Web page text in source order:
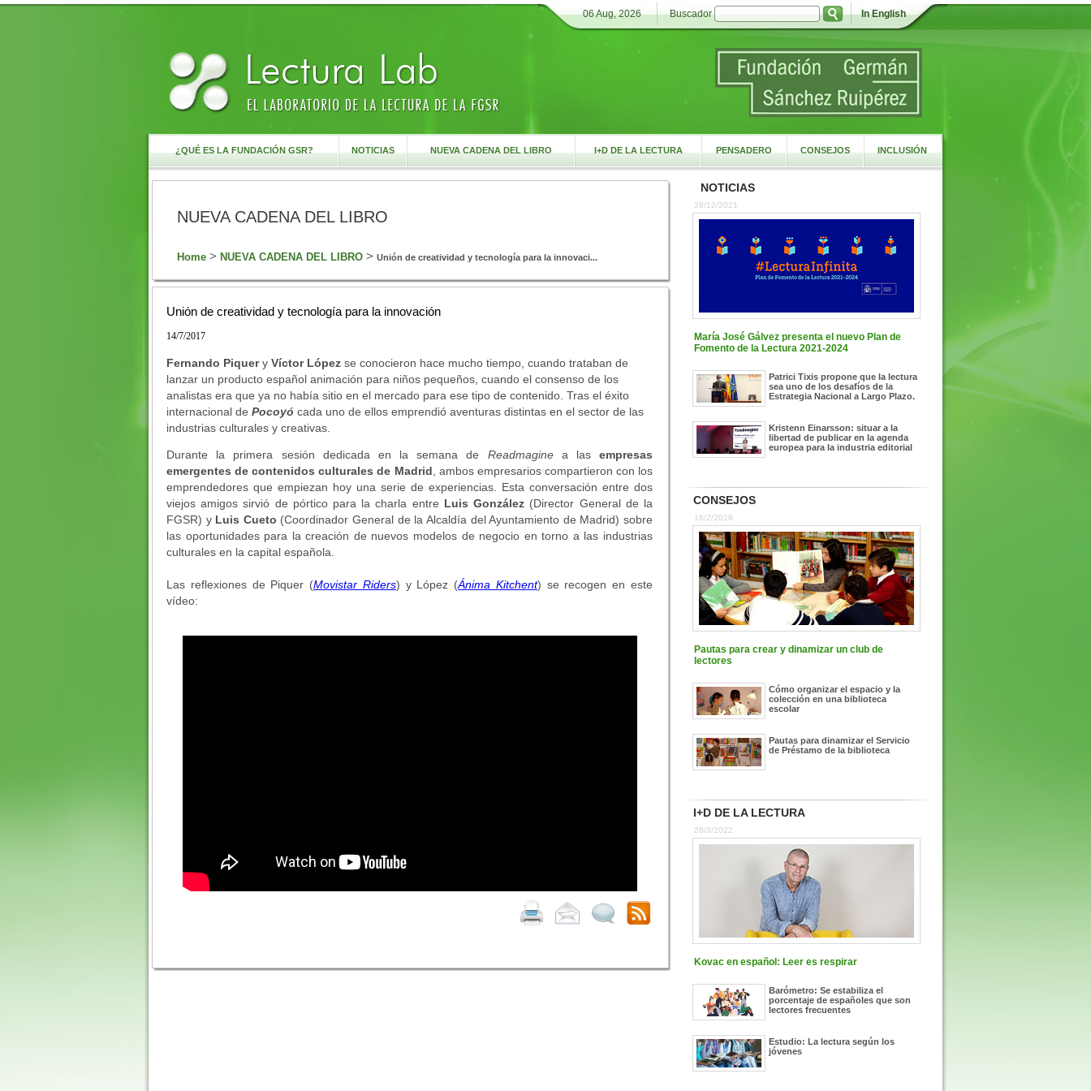
06 Aug, 2026 Buscador In English
¿QUÉ ES LA FUNDACIÓN GSR? NOTICIAS NUEVA CADENA DEL LIBRO I+D DE LA LECTURA PENSADERO CONSEJOS INCLUSIÓN
NUEVA CADENA DEL LIBRO
Home > NUEVA CADENA DEL LIBRO > Unión de creatividad y tecnología para la innovaci...
Unión de creatividad y tecnología para la innovación
14/7/2017
Fernando Piquer y Víctor López se conocieron hace mucho tiempo, cuando trataban de
lanzar un producto español animación para niños pequeños, cuando el consenso de los
analistas era que ya no había sitio en el mercado para ese tipo de contenido. Tras el éxito
internacional de Pocoyó cada uno de ellos emprendió aventuras distintas en el sector de las
industrias culturales y creativas.
Durante la primera sesión dedicada en la semana de Readmagine a lasempresas
emergentes de contenidos culturales de Madrid , ambos empresarios compartieron con los
emprendedores que empiezan hoy una serie de experiencias. Esta conversación entre dos
viejos amigos sirvió de pórtico para la charla entre Luis González (Director General de la
FGSR) y Luis Cueto (Coordinador General de la Alcaldía del Ayuntamiento de Madrid) sobre
las oportunidades para la creación de nuevos modelos de negocio en torno a las industrias
culturales en la capital española.
Las reflexiones de Piquer (Movistar Riders) y López (Ánima Kitchent) se recogen en este
vídeo:
NOTICIAS
28/12/2021
María José Gálvez presenta el nuevo Plan de
Fomento de la Lectura 2021-2024
Patrici Tixis propone que la lectura
sea uno de los desafíos de la
Estrategia Nacional a Largo Plazo.
Kristenn Einarsson: situar a la
libertad de publicar en la agenda
europea para la industria editorial
CONSEJOS
16/2/2018
Pautas para crear y dinamizar un club de
lectores
Cómo organizar el espacio y la
colección en una biblioteca
escolar
Pautas para dinamizar el Servicio
de Préstamo de la biblioteca
I+D DE LA LECTURA
28/3/2022
Kovac en español: Leer es respirar
Barómetro: Se estabiliza el
porcentaje de españoles que son
lectores frecuentes
Estudio: La lectura según los
jóvenes